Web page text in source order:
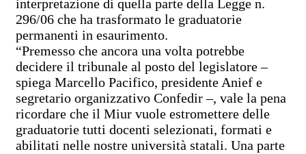
interpretazione di quella parte della Legge n.
296/06 che ha trasformato le graduatorie
permanenti in esaurimento.
“Premesso che ancora una volta potrebbe
decidere il tribunale al posto del legislatore –
spiega Marcello Pacifico, presidente Anief e
segretario organizzativo Confedir –, vale la pena
ricordare che il Miur vuole estromettere delle
graduatorie tutti docenti selezionati, formati e
abilitati nelle nostre università statali. Una parte